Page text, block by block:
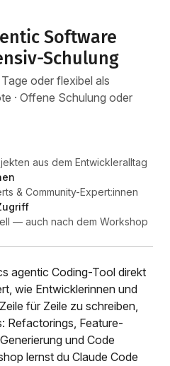
Software
Schulung
oder flexibel als
· Offene Schulung oder
aus dem Entwickleralltag
& Community-Expert:innen
— auch nach dem Workshop
agentic Coding-Tool direkt
wie Entwicklerinnen und
für Zeile zu schreiben,
Refactorings, Feature-
und Code
lernst du Claude Code